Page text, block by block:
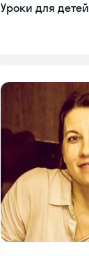
Уроки для детей